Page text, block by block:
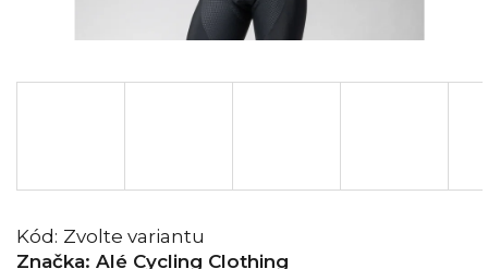
Kód: Zvolte variantu
Značka: Alé Cycling Clothing